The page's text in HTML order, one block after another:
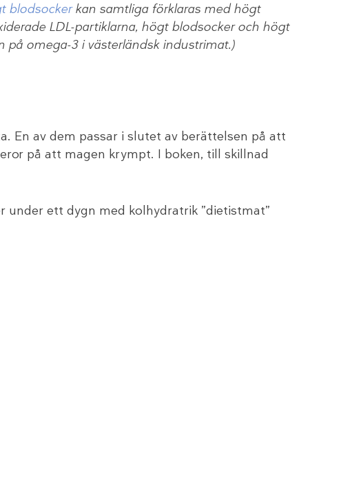
blodsockerkan samtliga förklaras med högt
LDL-partiklarna, högt blodsocker och högt
omega-3 i västerländsk industrimat.)
En av dem passar i slutet av berättelsen på att
på att magen krympt. I boken, till skillnad
ett dygn med kolhydratrik ”dietistmat”